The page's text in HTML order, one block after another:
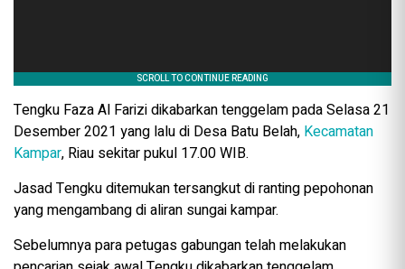
Tengku Faza Al Farizi dikabarkan tenggelam pada Selasa 21
Desember 2021 yang lalu di Desa Batu Belah, Kecamatan
Kampar, Riau sekitar pukul 17.00 WIB.
Jasad Tengku ditemukan tersangkut di ranting pepohonan
yang mengambang di aliran sungai kampar.
Sebelumnya para petugas gabungan telah melakukan